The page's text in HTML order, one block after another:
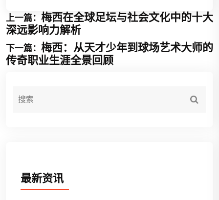
上一篇： 梅西在全球足坛与社会文化中的十大
深远影响力解析
下一篇： 梅西：从天才少年到球场艺术大师的
传奇职业生涯全景回顾
最新资讯